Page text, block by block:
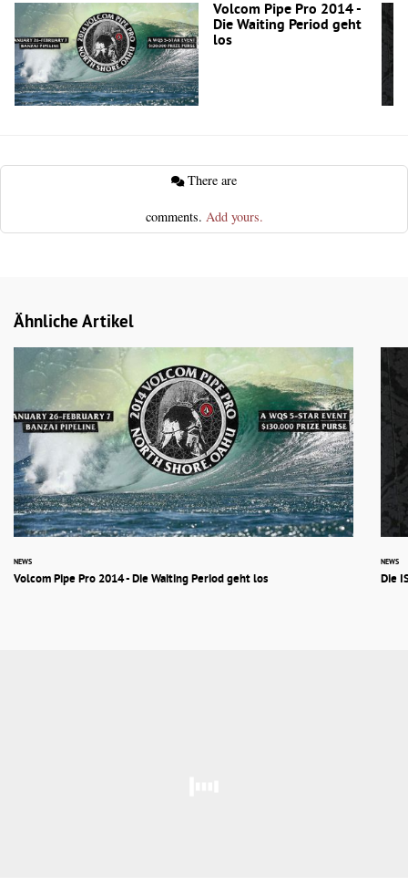
Volcom Pipe Pro 2014 -
Die Waiting Period geht
los
comments. Add yours.
Ähnliche Artikel
NEWS
Volcom Pipe Pro 2014 - Die Waiting Period geht los
NEWS
Die